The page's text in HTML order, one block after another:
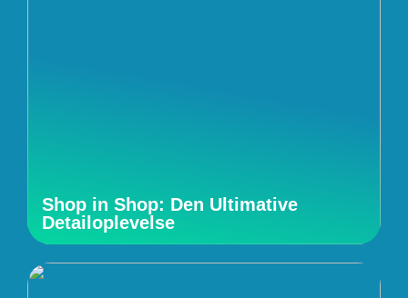
Shop in Shop: Den Ultimative
Detailoplevelse